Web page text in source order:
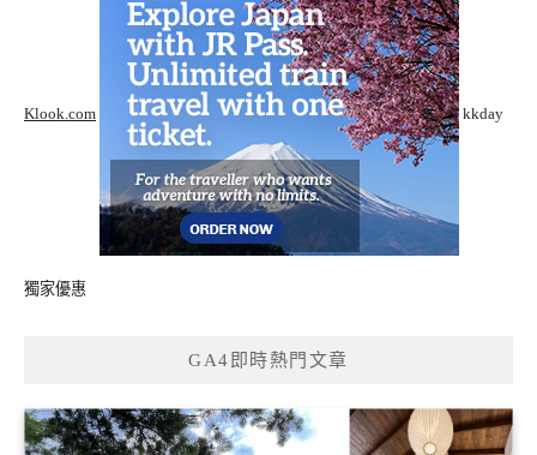
Klook.com kkday
獨家優惠
GA4即時熱門文章